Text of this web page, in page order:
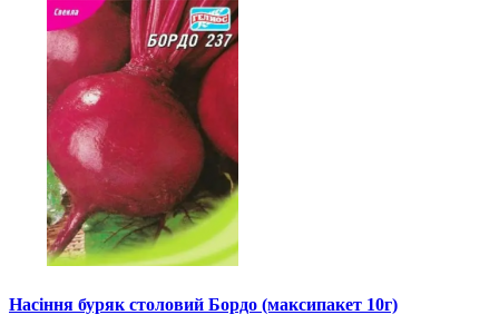
Насіння буряк столовий Бордо (максипакет 10г)